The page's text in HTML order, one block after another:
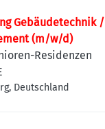
Gebäudetechnik /
(m/w/d)
Residenzen
Deutschland